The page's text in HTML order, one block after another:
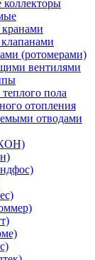
коллекторы
(ротомерами)
вентилями
пола
отопления
отводами